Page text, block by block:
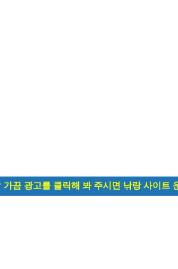
가끔 광고를 클릭해 봐 주시면 낚랑 사이트